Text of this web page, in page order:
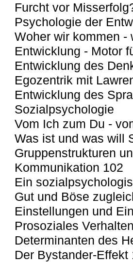
Furcht vor
Psychologie der
Woher wir kommen -
Entwicklung - Motor
Entwicklung des
Egozentrik mit
Entwicklung des
Sozialpsychologie
Vom Ich zum Du -
Was ist und was will
Gruppenstrukturen
Kommunikation 102
Ein
Gut und Böse
Einstellungen und
Prosoziales
Determinanten des
Der Bystander-Effekt